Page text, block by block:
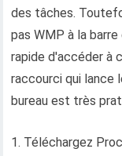
des tâches.
pas WMP à la
rapide d'accéder à
raccourci qui lance
bureau est très
1. Téléchargez